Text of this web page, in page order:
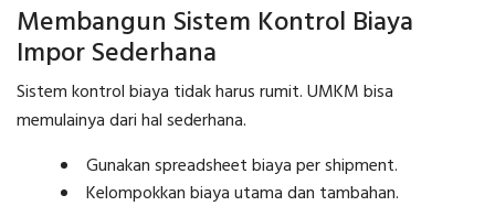
Membangun Sistem Kontrol Biaya
Impor Sederhana
Sistem kontrol biaya tidak harus rumit. UMKM bisa
memulainya dari hal sederhana.
Gunakan spreadsheet biaya per shipment.
Kelompokkan biaya utama dan tambahan.